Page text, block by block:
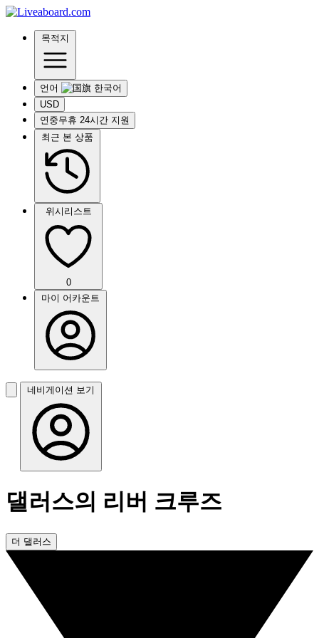
목적지
언어
USD
연중무휴 24시간 지원
최근 본 상품
위시리스트
0
마이 어카운트
네비게이션 보기
댈러스의 리버 크루즈
더 댈러스